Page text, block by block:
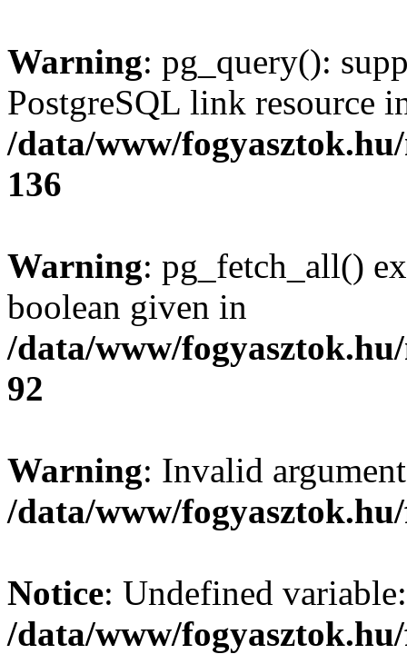
Warning: pg_query():
PostgreSQL link resource
/data/www/
136
Warning: pg_fetch_all()
boolean given in
/data/www/
92
Warning: Invalid
/data/www/
Notice: Undefined
/data/www/